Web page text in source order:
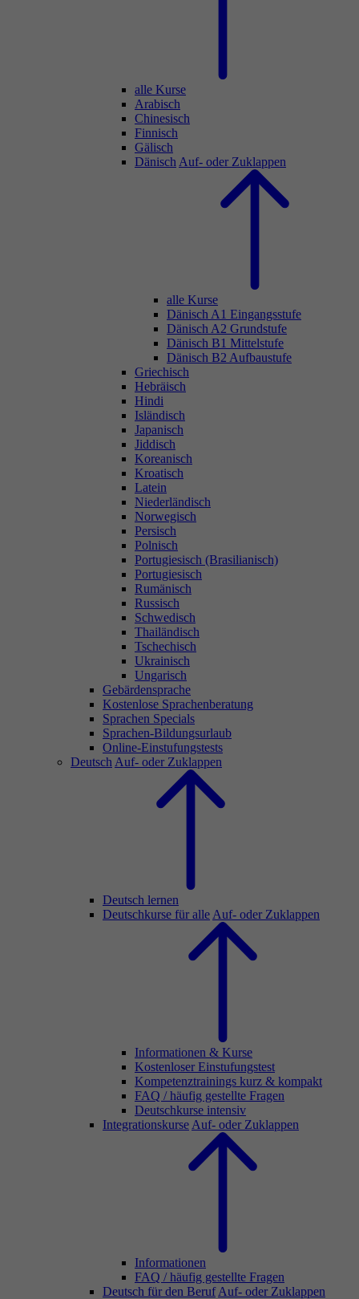
alle Kurse
Arabisch
Chinesisch
Finnisch
Gälisch
Dänisch Auf- oder Zuklappen
alle Kurse
Dänisch A1 Eingangsstufe
Dänisch A2 Grundstufe
Dänisch B1 Mittelstufe
Dänisch B2 Aufbaustufe
Griechisch
Hebräisch
Hindi
Isländisch
Japanisch
Jiddisch
Koreanisch
Kroatisch
Latein
Niederländisch
Norwegisch
Persisch
Polnisch
Portugiesisch (Brasilianisch)
Portugiesisch
Rumänisch
Russisch
Schwedisch
Thailändisch
Tschechisch
Ukrainisch
Ungarisch
Gebärdensprache
Kostenlose Sprachenberatung
Sprachen Specials
Sprachen-Bildungsurlaub
Online-Einstufungstests
Deutsch Auf- oder Zuklappen
Deutsch lernen
Deutschkurse für alle Auf- oder Zuklappen
Informationen & Kurse
Kostenloser Einstufungstest
Kompetenztrainings kurz & kompakt
FAQ / häufig gestellte Fragen
Deutschkurse intensiv
Integrationskurse Auf- oder Zuklappen
Informationen
FAQ / häufig gestellte Fragen
Deutsch für den Beruf Auf- oder Zuklappen